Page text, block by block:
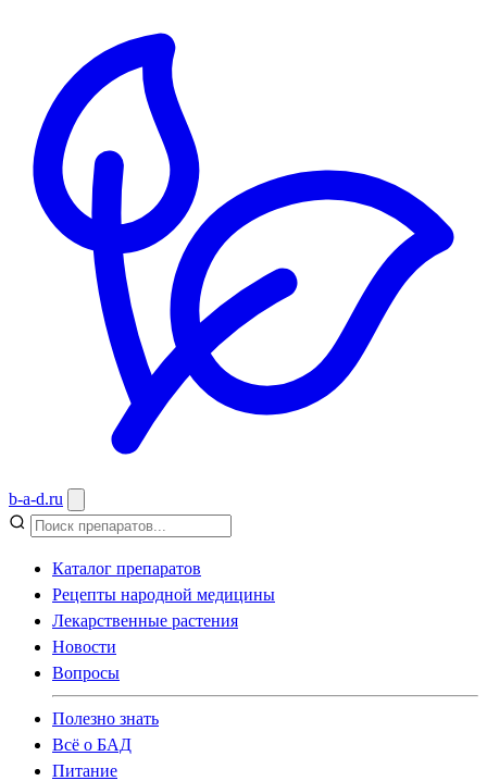
b-a-d.ru
Каталог препаратов
Рецепты народной медицины
Лекарственные растения
Новости
Вопросы
Полезно знать
Всё о БАД
Питание